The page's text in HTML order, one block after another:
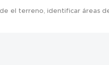
el terreno, identificar áreas